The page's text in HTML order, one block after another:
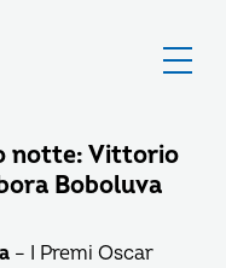
notte: Vittorio
Boboluva
– I Premi Oscar